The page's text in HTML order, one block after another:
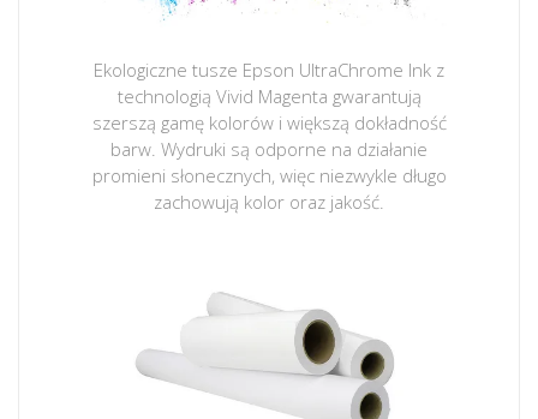
Ekologiczne tusze Epson UltraChrome Ink z
technologią Vivid Magenta gwarantują
szerszą gamę kolorów i większą dokładność
barw. Wydruki są odporne na działanie
promieni słonecznych, więc niezwykle długo
zachowują kolor oraz jakość.